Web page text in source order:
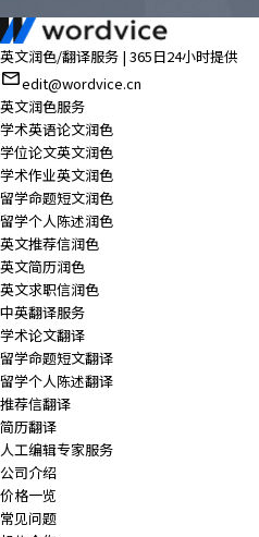
英文润色/翻译服务 | 365日24小时提供
edit@wordvice.cn
英文润色服务
学术英语论文润色
学位论文英文润色
学术作业英文润色
留学命题短文润色
留学个人陈述润色
英文推荐信润色
英文简历润色
英文求职信润色
中英翻译服务
学术论文翻译
留学命题短文翻译
留学个人陈述翻译
推荐信翻译
简历翻译
人工编辑专家服务
公司介绍
价格一览
常见问题